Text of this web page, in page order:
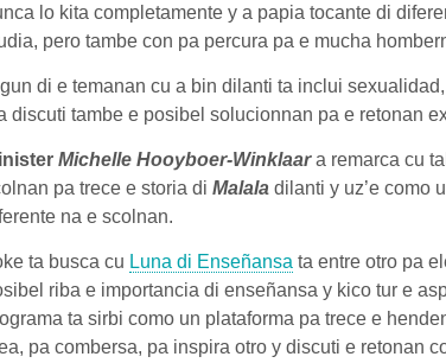
lo kita completamente y a papia tocante di
pero tambe con pa percura pa e mucha
di e temanan cu a bin dilanti ta inclui
discuti tambe e posibel solucionnan pa e retonan
Michelle Hooyboer-Winklaara remarca cu
pa trece e storia di Malala dilanti y uz’e como
na e scolnan.
ta busca cu Luna di Enseñansa ta entre otro pa
riba e importancia di enseñansa y kico tur e
ta sirbi como un plataforma pa trece e
pa combersa, pa inspira otro y discuti e retonan